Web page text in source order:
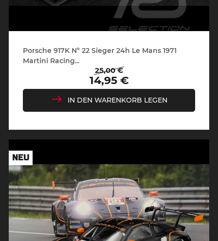
Porsche 917K N° 22 Sieger 24h Le Mans 1971
Martini Racing...
Regulärer
Preis
25,00 €
Preis
14,95 €
IN DEN WARENKORB LEGEN
NEU